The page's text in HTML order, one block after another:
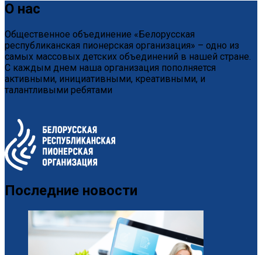
О нас
Общественное объединение «Белорусская
республиканская пионерская организация» – одно из
самых массовых детских объединений в нашей стране.
С каждым днем наша организация пополняется
активными, инициативными, креативными, и
талантливыми ребятами
Последние новости